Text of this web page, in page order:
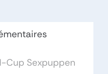
Cup Sexpuppen